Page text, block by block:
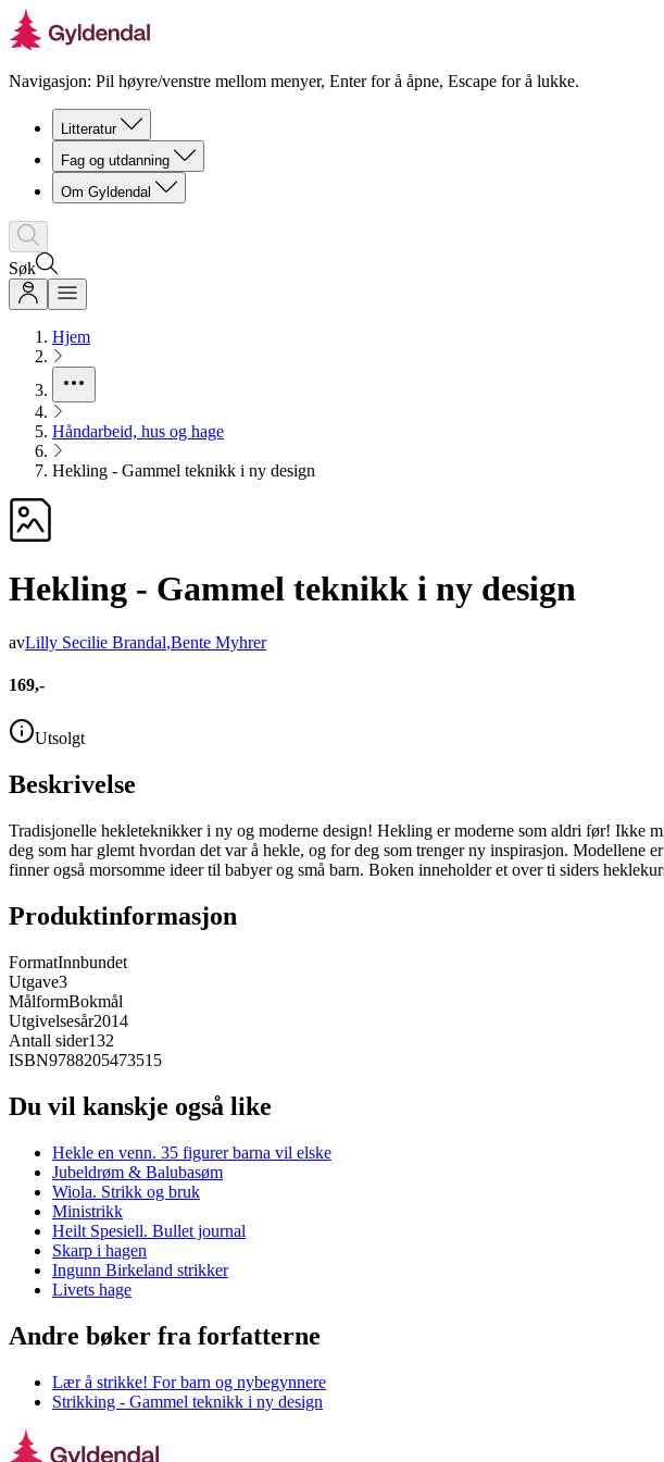
Navigasjon: Pil høyre/venstre mellom menyer, Enter for å åpne, Escape for å lukke.
Litteratur
Fag og utdanning
Om Gyldendal
Søk
Hjem
Håndarbeid, hus og hage
Hekling - Gammel teknikk i ny design
Hekling - Gammel teknikk i ny design
avLilly Secilie Brandal,Bente Myhrer
169,-
Utsolgt
Beskrivelse
Tradisjonelle hekleteknikker i ny og moderne design! Hekling er moderne som aldri før! Ikke
deg som har glemt hvordan det var å hekle, og for deg som trenger ny inspirasjon. Modellene
finner også morsomme ideer til babyer og små barn. Boken inneholder et over ti siders
Produktinformasjon
FormatInnbundet
Utgave3
MålformBokmål
Utgivelsesår2014
Antall sider132
ISBN9788205473515
Du vil kanskje også like
Hekle en venn. 35 figurer barna vil elske
Jubeldrøm & Balubasøm
Wiola. Strikk og bruk
Ministrikk
Heilt Spesiell. Bullet journal
Skarp i hagen
Ingunn Birkeland strikker
Livets hage
Andre bøker fra forfatterne
Lær å strikke! For barn og nybegynnere
Strikking - Gammel teknikk i ny design